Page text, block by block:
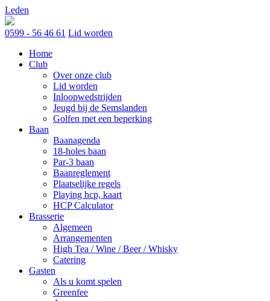
Skip
to
content
Leden
0599 - 56 46 61 Lid worden
Home
Club
Over onze club
Lid worden
Inloopwedstrijden
Jeugd bij de Semslanden
Golfen met een beperking
Baan
Baanagenda
18-holes baan
Par-3 baan
Baanreglement
Plaatselijke regels
Playing hcp, kaart
HCP Calculator
Brasserie
Algemeen
Arrangementen
High Tea / Wine / Beer / Whisky
Catering
Gasten
Als u komt spelen
Greenfee